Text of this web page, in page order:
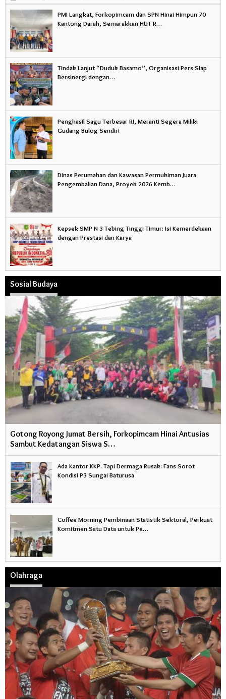
PMI Langkat, Forkopimcam dan SPN Hinai Himpun 70
Kantong Darah, Semarakkan HUT R…
Tindak Lanjut “Duduk Basamo”, Organisasi Pers Siap
Bersinergi dengan…
Penghasil Sagu Terbesar RI, Meranti Segera Miliki
Gudang Bulog Sendiri
Dinas Perumahan dan Kawasan Permukiman Juara
Pengembalian Dana, Proyek 2026 Kemb…
Kepsek SMP N 3 Tebing Tinggi Timur: Isi Kemerdekaan
dengan Prestasi dan Karya
Sosial Budaya
Gotong Royong Jumat Bersih, Forkopimcam Hinai Antusias
Sambut Kedatangan Siswa S…
Ada Kantor KKP. Tapi Dermaga Rusak: Fans Sorot
Kondisi P3 Sungai Baturusa
Coffee Morning Pembinaan Statistik Sektoral, Perkuat
Komitmen Satu Data untuk Pe…
Olahraga